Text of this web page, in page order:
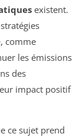
existent.
, comme
les émissions
des
impact positif
ce sujet prend